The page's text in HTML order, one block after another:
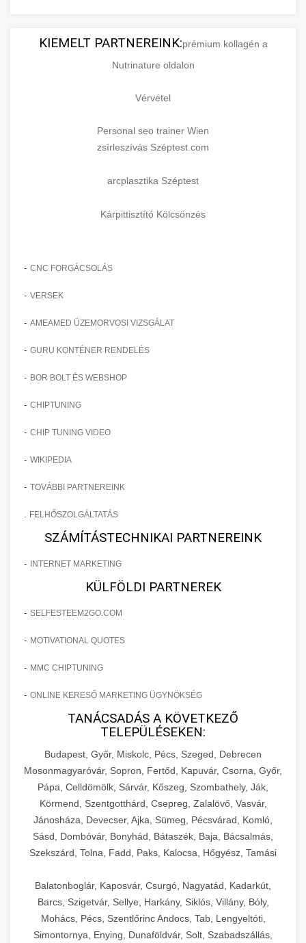
KIEMELT PARTNEREINK:prémium kollagén a
Nutrinature oldalon
Vérvétel
Personal seo trainer Wien
zsírleszívás Széptest.com
arcplasztika Széptest
Kárpittisztító Kölcsönzés
- CNC FORGÁCSOLÁS
- VERSEK
- AMEAMED ÜZEMORVOSI VIZSGÁLAT
- GURU KONTÉNER RENDELÉS
- BOR BOLT ÉS WEBSHOP
- CHIPTUNING
- CHIP TUNING VIDEO
- WIKIPEDIA
- TOVÁBBI PARTNEREINK
FELHŐSZOLGÁLTATÁS
SZÁMÍTÁSTECHNIKAI PARTNEREINK
- INTERNET MARKETING
KÜLFÖLDI PARTNEREK
- SELFESTEEM2GO.COM
- MOTIVATIONAL QUOTES
- MMC CHIPTUNING
- ONLINE KERESŐ MARKETING ÜGYNÖKSÉG
TANÁCSADÁS A KÖVETKEZŐ
TELEPÜLÉSEKEN:
Budapest, Győr, Miskolc, Pécs, Szeged, Debrecen
Mosonmagyaróvár, Sopron, Fertőd, Kapuvár, Csorna, Győr,
Pápa, Celldömölk, Sárvár, Kőszeg, Szombathely, Ják,
Körmend, Szentgotthárd, Csepreg, Zalalövő, Vasvár,
Jánosháza, Devecser, Ajka, Sümeg, Pécsvárad, Komló,
Sásd, Dombóvár, Bonyhád, Bátaszék, Baja, Bácsalmás,
Szekszárd, Tolna, Fadd, Paks, Kalocsa, Hőgyész, Tamási
Balatonboglár, Kaposvár, Csurgó, Nagyatád, Kadarkút,
Barcs, Szigetvár, Sellye, Harkány, Siklós, Villány, Bóly,
Mohács, Pécs, Szentlőrinc Andocs, Tab, Lengyeltóti,
Simontornya, Enying, Dunaföldvár, Solt, Szabadszállás,